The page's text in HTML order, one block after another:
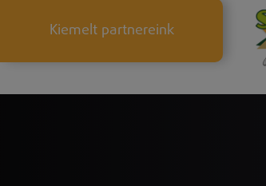
Kiemelt partnereink